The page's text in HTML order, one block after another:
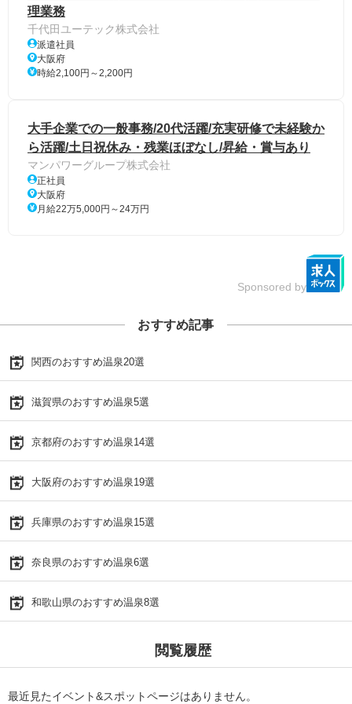
理業務
千代田ユーテック株式会社
派遣社員
大阪府
時給2,100円～2,200円
大手企業での一般事務/20代活躍/充実研修で未経験か
ら活躍/土日祝休み・残業ほぼなし/昇給・賞与あり
マンパワーグループ株式会社
正社員
大阪府
月給22万5,000円～24万円
Sponsored by
おすすめ記事
関西のおすすめ温泉20選
滋賀県のおすすめ温泉5選
京都府のおすすめ温泉14選
大阪府のおすすめ温泉19選
兵庫県のおすすめ温泉15選
奈良県のおすすめ温泉6選
和歌山県のおすすめ温泉8選
閲覧履歴
最近見たイベント&スポットページはありません。